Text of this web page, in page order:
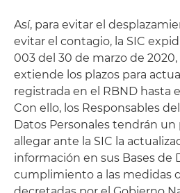
Así, para evitar el
evitar el contagio, la SIC
003 del 30 de marzo de
extiende los plazos para
registrada en el RBND hasta
Con ello, los Responsables
Datos Personales tendrán un
allegar ante la SIC la
información en sus Bases de
cumplimiento a las medidas